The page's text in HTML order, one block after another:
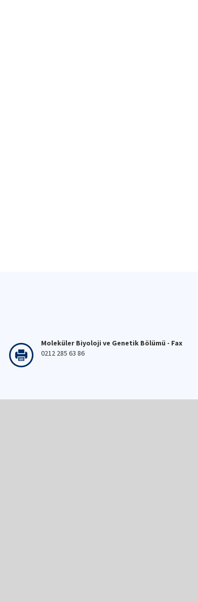
Moleküler Biyoloji ve Genetik Bölümü - Fax
0212 285 63 86